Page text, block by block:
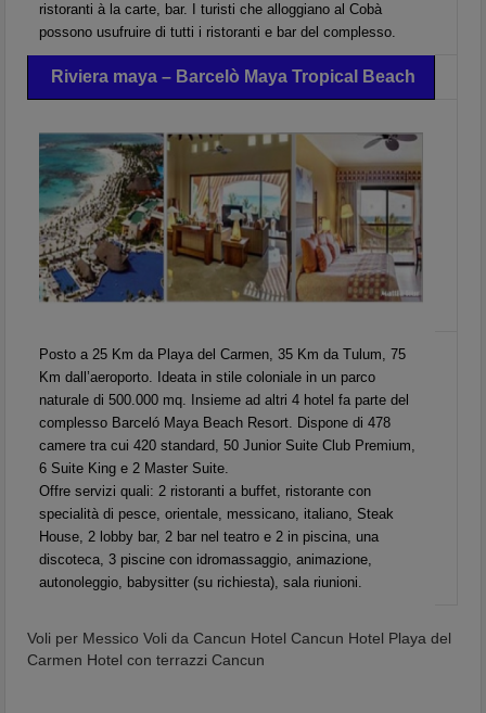
ristoranti à la carte, bar. I turisti che alloggiano al Cobà
possono usufruire di tutti i ristoranti e bar del complesso.
Riviera maya – Barcelò Maya Tropical Beach
Posto a 25 Km da Playa del Carmen, 35 Km da Tulum, 75
Km dall’aeroporto. Ideata in stile coloniale in un parco
naturale di 500.000 mq. Insieme ad altri 4 hotel fa parte del
complesso Barceló Maya Beach Resort. Dispone di 478
camere tra cui 420 standard, 50 Junior Suite Club Premium,
6 Suite King e 2 Master Suite.
Offre servizi quali: 2 ristoranti a buffet, ristorante con
specialità di pesce, orientale, messicano, italiano, Steak
House, 2 lobby bar, 2 bar nel teatro e 2 in piscina, una
discoteca, 3 piscine con idromassaggio, animazione,
autonoleggio, babysitter (su richiesta), sala riunioni.
Voli per Messico Voli da Cancun Hotel Cancun Hotel Playa del
Carmen Hotel con terrazzi Cancun